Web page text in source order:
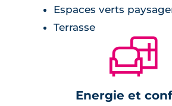
Espaces verts
Terrasse
🛋
Energie et